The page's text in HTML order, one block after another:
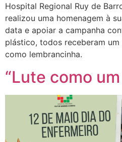
Hospital Regional Ruy de
realizou uma homenagem à
data e apoiar a campanha
plástico, todos receberam
como lembrancinha.
“Lute como